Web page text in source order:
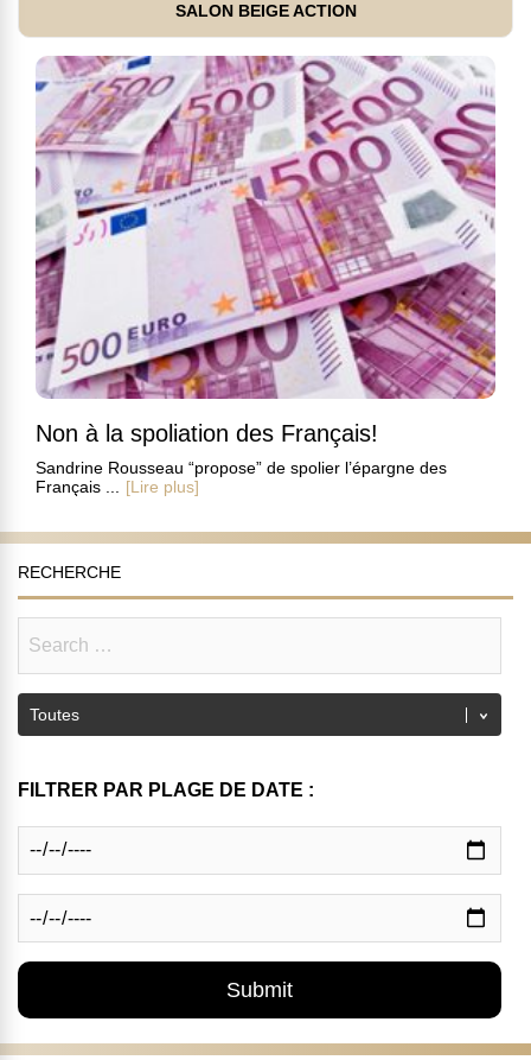
SALON BEIGE ACTION
Non à la spoliation des Français!
Sandrine Rousseau “propose” de spolier l’épargne des
Français ...
[Lire plus]
RECHERCHE
FILTRER PAR PLAGE DE DATE :